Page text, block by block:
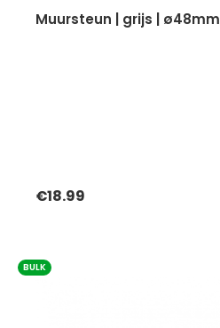
muursteun | grijs | ø48mm
€18.99
BULK